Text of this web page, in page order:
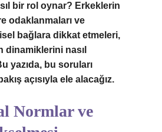
bir rol oynar? Erkeklerin
odaklanmaları ve
bağlara dikkat etmeleri,
dinamiklerini nasıl
yazıda, bu soruları
açısıyla ele alacağız.
Normlar ve